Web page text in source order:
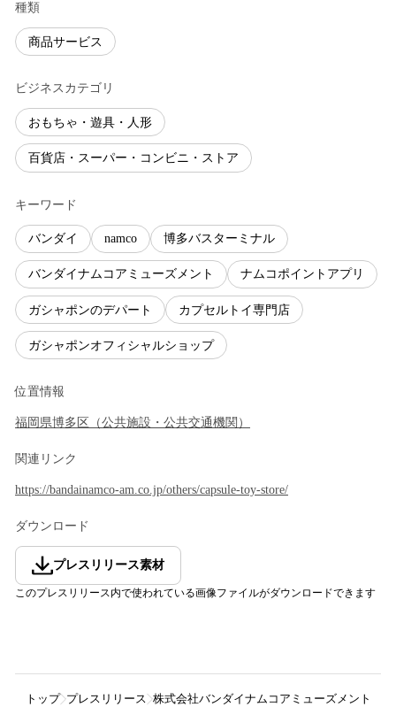
種類
商品サービス
ビジネスカテゴリ
おもちゃ・遊具・人形
百貨店・スーパー・コンビニ・ストア
キーワード
バンダイ namco 博多バスターミナル
バンダイナムコアミューズメント ナムコポイントアプリ
ガシャポンのデパート カプセルトイ専門店
ガシャポンオフィシャルショップ
位置情報
福岡県博多区 （公共施設・公共交通機関 ）
関連リンク
https://bandainamco-am.co.jp/others/capsule-toy-store/
ダウンロード
プレスリリース素材
このプレスリリース内で使われている画像ファイルがダウンロードできます
トップ プレスリリース 株式会社バンダイナムコアミューズメント